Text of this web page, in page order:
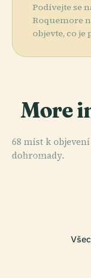
Podívejte se
Roquemore
objevte, co je
More
68 míst k
dohromady.
PLACE